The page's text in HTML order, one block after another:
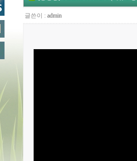
글쓴이 : admin